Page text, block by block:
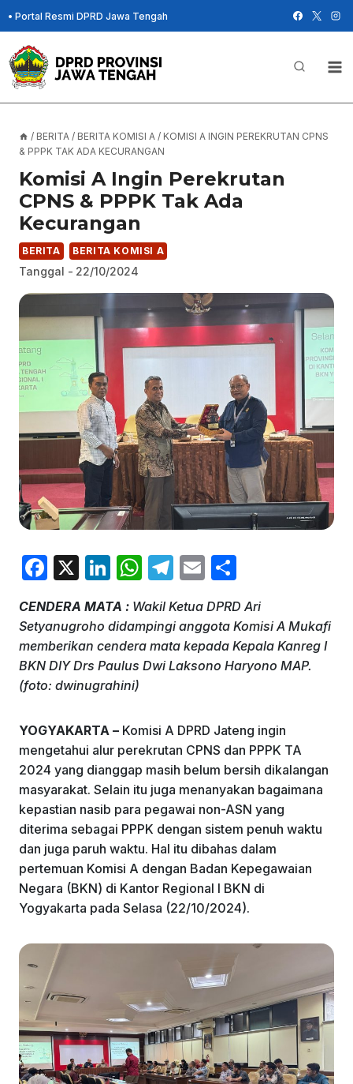
Skip
to
content
• Portal Resmi DPRD Jawa Tengah
/ BERITA / BERITA KOMISI A / KOMISI A INGIN PEREKRUTAN CPNS
& PPPK TAK ADA KECURANGAN
Komisi A Ingin Perekrutan
CPNS & PPPK Tak Ada
Kecurangan
BERITA BERITA KOMISI A
Tanggal - 22/10/2024
F
c
e
b
o
o
k
X
Li
k
e
dI
n
W
at
s
A
p
T
e
gr
a
E
ai
l
ar
e
CENDERA MATA : Wakil Ketua DPRD Ari
Setyanugroho didampingi anggota Komisi A Mukafi
memberikan cendera mata kepada Kepala Kanreg I
BKN DIY Drs Paulus Dwi Laksono Haryono MAP.
(foto: dwinugrahini)
YOGYAKARTA – Komisi A DPRD Jateng ingin
mengetahui alur perekrutan CPNS dan PPPK TA
2024 yang dianggap masih belum bersih dikalangan
masyarakat. Selain itu juga menanyakan bagaimana
kepastian nasib para pegawai non-ASN yang
diterima sebagai PPPK dengan sistem penuh waktu
dan juga paruh waktu. Hal itu dibahas dalam
pertemuan Komisi A dengan Badan Kepegawaian
Negara (BKN) di Kantor Regional I BKN di
Yogyakarta pada Selasa (22/10/2024).